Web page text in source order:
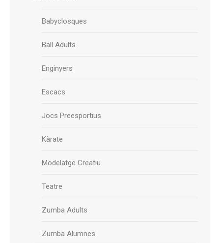
Babyclosques
Ball Adults
Enginyers
Escacs
Jocs Preesportius
Kàrate
Modelatge Creatiu
Teatre
Zumba Adults
Zumba Alumnes